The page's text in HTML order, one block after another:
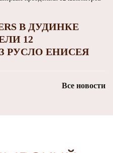
В ДУДИНКЕ
12
РУСЛО ЕНИСЕЯ
Все новости